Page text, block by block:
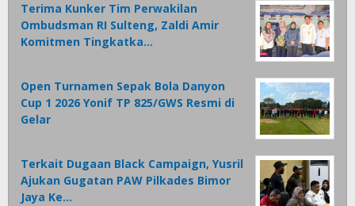
Terima Kunker Tim Perwakilan
Ombudsman RI Sulteng, Zaldi Amir
Komitmen Tingkatka…
Open Turnamen Sepak Bola Danyon
Cup 1 2026 Yonif TP 825/GWS Resmi di
Gelar
Terkait Dugaan Black Campaign, Yusril
Ajukan Gugatan PAW Pilkades Bimor
Jaya Ke…